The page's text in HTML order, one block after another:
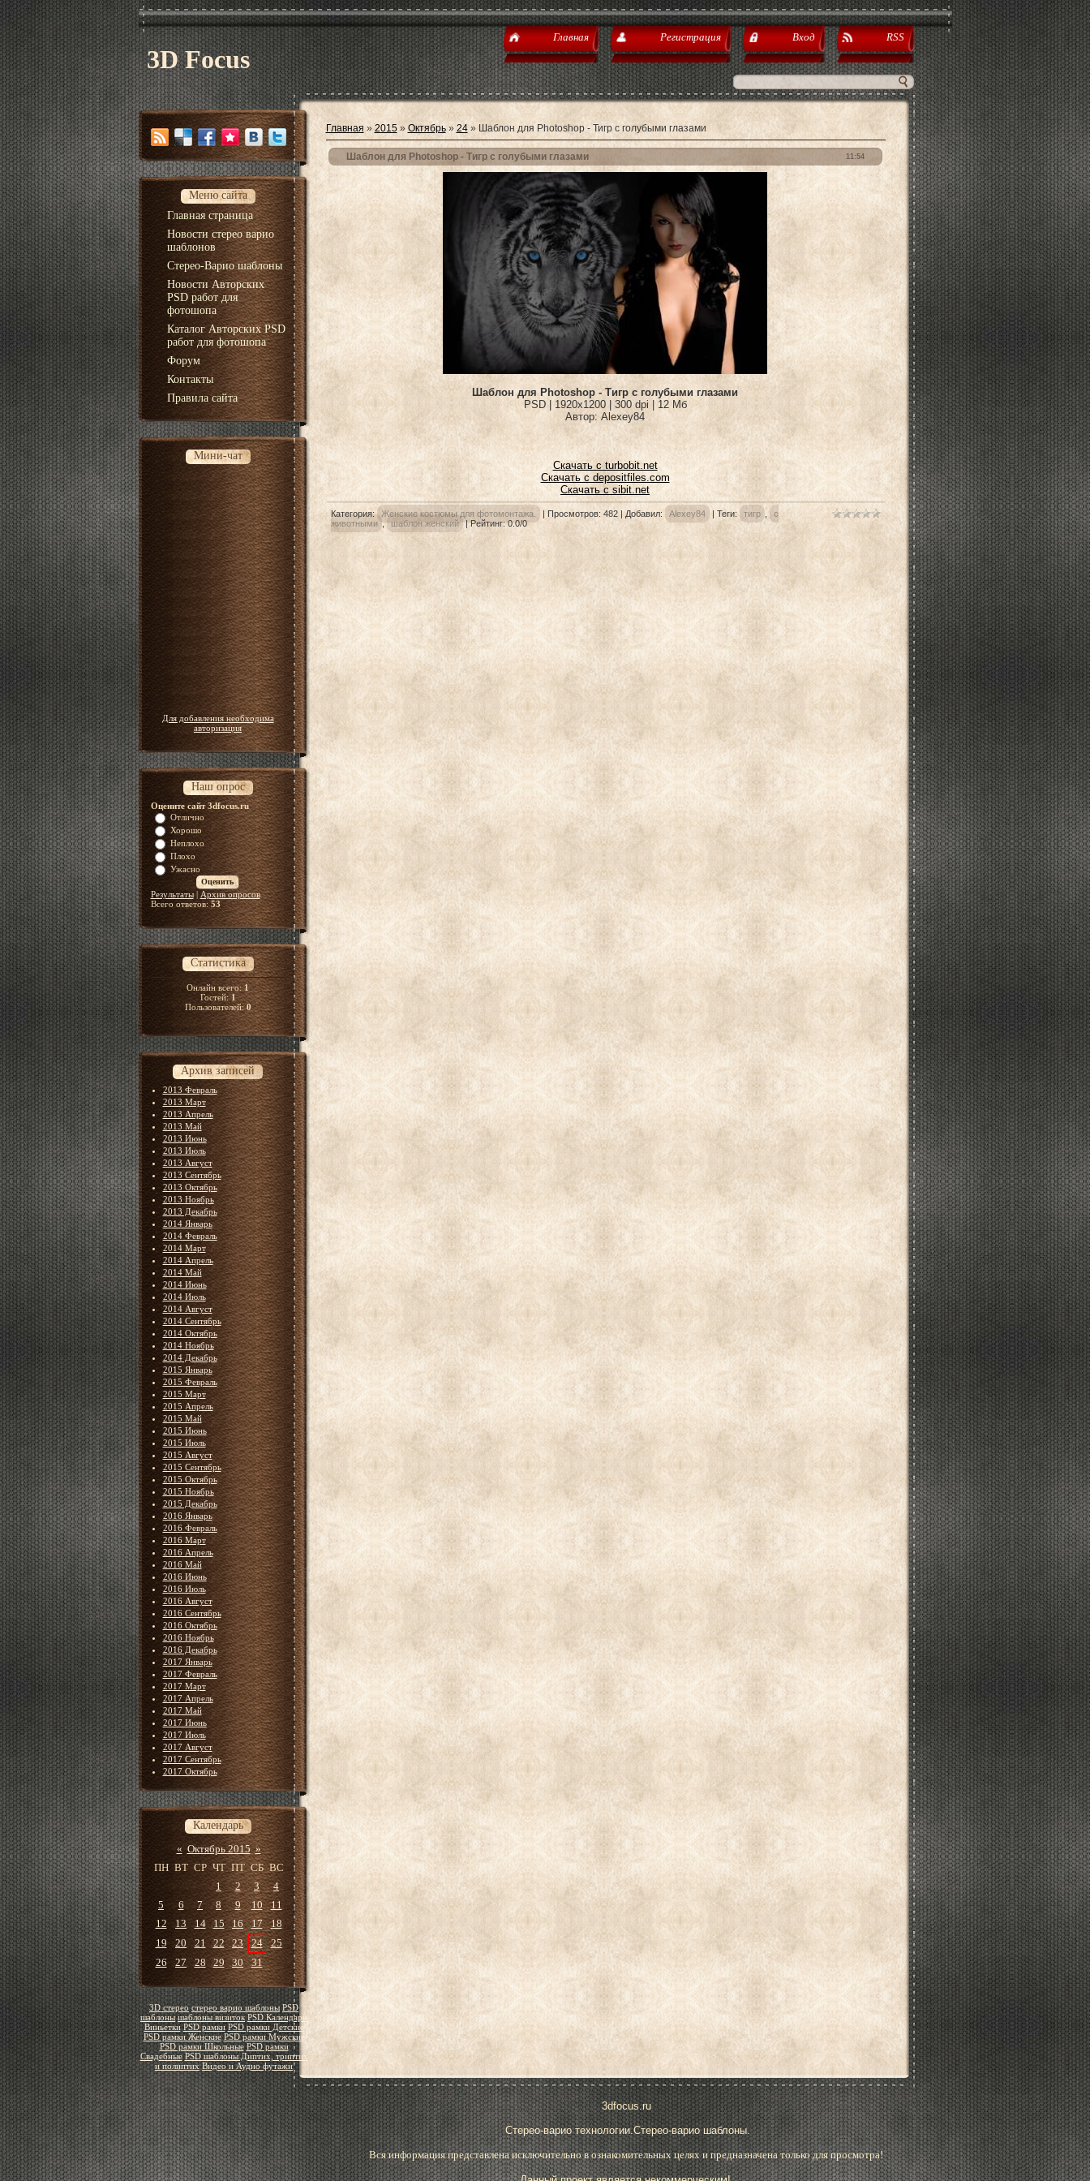
3D Focus
Главная Регистрация Вход RSS
Меню сайта
Главная страница
Новости стерео варио
шаблонов
Стерео-Варио шаблоны
Новости Авторских
PSD работ для
фотошопа
Каталог Авторских PSD
работ для фотошопа
Форум
Контакты
Правила сайта
Мини-чат
Для добавления необходима
авторизация
Наш опрос
Оцените сайт 3dfocus.ru
Отлично
Хорошо
Неплохо
Плохо
Ужасно
Результаты| Архив опросов
Всего ответов:53
Статистика
Онлайн всего:1
Гостей:1
Пользователей:0
Архив записей
2013 Февраль
2013 Март
2013 Апрель
2013 Май
2013 Июнь
2013 Июль
2013 Август
2013 Сентябрь
2013 Октябрь
2013 Ноябрь
2013 Декабрь
2014 Январь
2014 Февраль
2014 Март
2014 Апрель
2014 Май
2014 Июнь
2014 Июль
2014 Август
2014 Сентябрь
2014 Октябрь
2014 Ноябрь
2014 Декабрь
2015 Январь
2015 Февраль
2015 Март
2015 Апрель
2015 Май
2015 Июнь
2015 Июль
2015 Август
2015 Сентябрь
2015 Октябрь
2015 Ноябрь
2015 Декабрь
2016 Январь
2016 Февраль
2016 Март
2016 Апрель
2016 Май
2016 Июнь
2016 Июль
2016 Август
2016 Сентябрь
2016 Октябрь
2016 Ноябрь
2016 Декабрь
2017 Январь
2017 Февраль
2017 Март
2017 Апрель
2017 Май
2017 Июнь
2017 Июль
2017 Август
2017 Сентябрь
2017 Октябрь
Календарь
« Октябрь 2015 »
ПН ВТ СР ЧТ ПТ СБ ВС
1
2 3
4
5
6 7 8 9 10
11
12
13 14 15 16 17
18
19
20 21 22 23 24
25
26
27 28 29 30 31
3D стерео стерео варио шаблоны PSD
шаблоны шаблоны визиток PSD Календари
Виньетки PSD рамки PSD рамки Детские
PSD рамки Женские PSD рамки Мужские
PSD рамки Школьные PSD рамки
Свадебные PSD шаблоны Диптих, триптих
и полиптих Видео и Аудио футажи
Главная » 2015 » Октябрь » 24» Шаблон для Photoshop - Тигр с голубыми глазами
11:54
Шаблон для Photoshop - Тигр с голубыми глазами
Шаблон для Photoshop - Тигр с голубыми глазами
PSD | 1920x1200 | 300 dpi | 12 Мб
Автор: Alexey84
Скачать с turbobit.net
Скачать с depositfiles.com
Скачать с sibit.net
Категория: Женские костюмы для фотомонтажа. | Просмотров: 482 | Добавил: Alexey84 | Теги: тигр
с
животными , шаблон женский |Рейтинг:0.0/0
3dfocus.ru
Стерео-варио технологии.Стерео-варио шаблоны.
Вся информация представлена исключительно в ознакомительных целях и предназначена только для просмотра!